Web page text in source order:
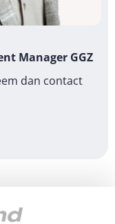
Manager GGZ
dan contact